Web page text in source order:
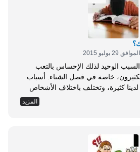
إلى الأمام، أن تعرفوا ما الذي
السبب الوحيد لذلك الإحساس بالتعب
والخمول، الذي يعانيه الكثيرون، خاصة في فصل الشتاء. أسباب
كثيرة، وتختلف باختلاف الأشخاص
يتبع نظامًا غذائيًا صحيًا غنيًا بالفيتامينات،
وكيف السبيل إلى تبديد الخمول
المزيد